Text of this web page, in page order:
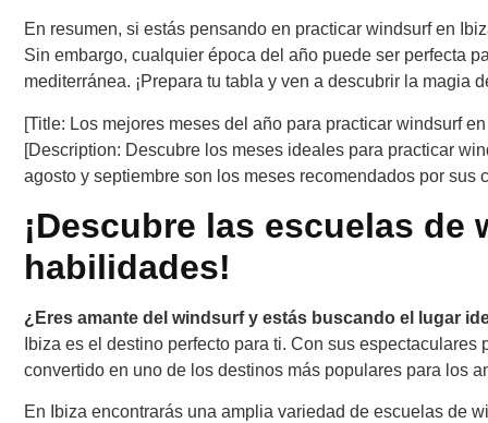
En resumen, si estás pensando en practicar windsurf en
Sin embargo, cualquier época del año puede ser perfecta
mediterránea. ¡Prepara tu tabla y ven a descubrir la magia
[Title: Los mejores meses del año para practicar windsurf en
[Description: Descubre los meses ideales para practicar
agosto y septiembre son los meses recomendados por sus
¡Descubre las escuelas
habilidades!
¿Eres amante del windsurf y estás buscando el lugar
Ibiza es el destino perfecto para ti. Con sus
convertido en uno de los destinos más populares para los
En Ibiza encontrarás una amplia variedad de escuelas de